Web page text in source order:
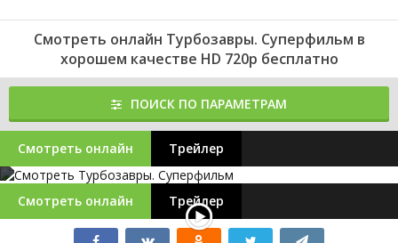
Смотреть онлайн Турбозавры. Суперфильм в
хорошем качестве HD 720p бесплатно
ПОИСК ПО ПАРАМЕТРАМ
Смотреть онлайн Трейлер
Смотреть онлайн Трейлер